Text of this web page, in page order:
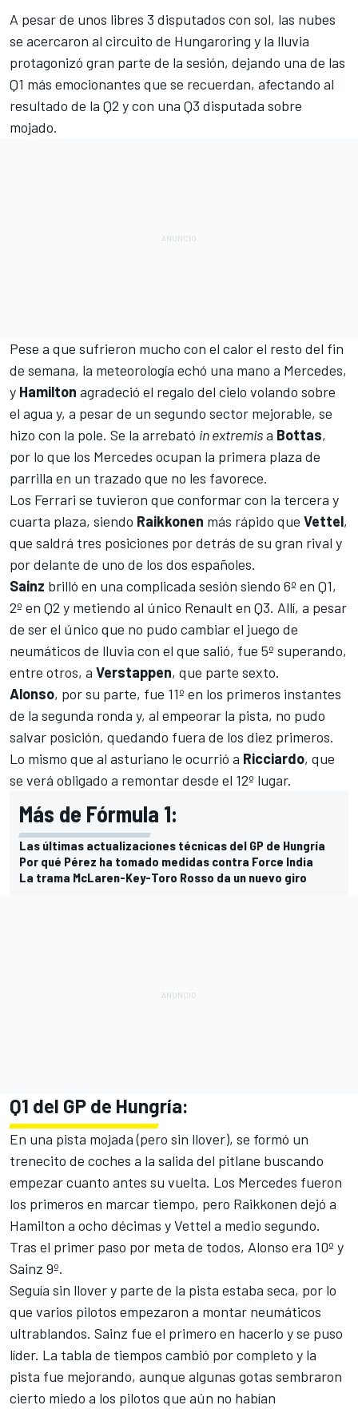
A pesar de unos libres 3 disputados con sol, las nubes
se acercaron al circuito de Hungaroring y la lluvia
protagonizó gran parte de la sesión, dejando una de las
Q1 más emocionantes que se recuerdan, afectando al
resultado de la Q2 y con una Q3 disputada sobre
mojado.
Pese a que sufrieron mucho con el calor el resto del fin
de semana, la meteorología echó una mano a Mercedes,
y Hamilton agradeció el regalo del cielo volando sobre
el agua y, a pesar de un segundo sector mejorable, se
hizo con la pole. Se la arrebató in extremisa Bottas,
por lo que los Mercedes ocupan la primera plaza de
parrilla en un trazado que no les favorece.
Los Ferrari se tuvieron que conformar con la tercera y
cuarta plaza, siendo Raikkonen más rápido que Vettel,
que saldrá tres posiciones por detrás de su gran rival y
por delante de uno de los dos españoles.
Sainz brilló en una complicada sesión siendo 6º en Q1,
2º en Q2 y metiendo al único Renault en Q3. Allí, a pesar
de ser el único que no pudo cambiar el juego de
neumáticos de lluvia con el que salió, fue 5º superando,
entre otros, a Verstappen, que parte sexto.
Alonso, por su parte, fue 11º en los primeros instantes
de la segunda ronda y, al empeorar la pista, no pudo
salvar posición, quedando fuera de los diez primeros.
Lo mismo que al asturiano le ocurrió a Ricciardo, que
se verá obligado a remontar desde el 12º lugar.
Más de Fórmula 1:
Las últimas actualizaciones técnicas del GP de Hungría
Por qué Pérez ha tomado medidas contra Force India
La trama McLaren-Key-Toro Rosso da un nuevo giro
Q1 del GP de Hungría:
En una pista mojada (pero sin llover), se formó un
trenecito de coches a la salida del pitlane buscando
empezar cuanto antes su vuelta. Los Mercedes fueron
los primeros en marcar tiempo, pero Raikkonen dejó a
Hamilton a ocho décimas y Vettel a medio segundo.
Tras el primer paso por meta de todos, Alonso era 10º y
Sainz 9º.
Seguía sin llover y parte de la pista estaba seca, por lo
que varios pilotos empezaron a montar neumáticos
ultrablandos. Sainz fue el primero en hacerlo y se puso
líder. La tabla de tiempos cambió por completo y la
pista fue mejorando, aunque algunas gotas sembraron
cierto miedo a los pilotos que aún no habían